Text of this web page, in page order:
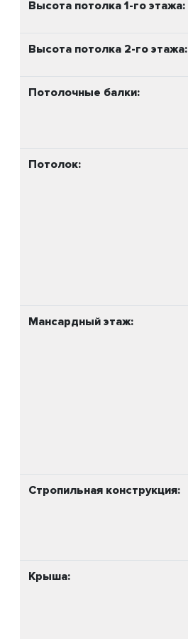
Высота потолка 1-го этажа:
Высота потолка 2-го этажа:
Потолочные балки:
Потолок:
Мансардный этаж:
Стропильная конструкция:
Крыша: